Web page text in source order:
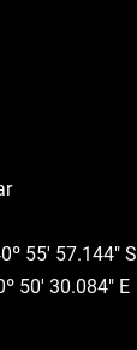
55' 57.144" S
50' 30.084" E